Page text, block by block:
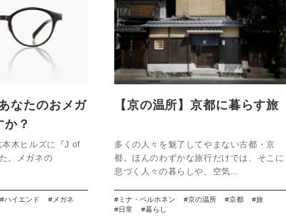
なたのおメガ
？
木ヒルズに『J of
。メガネの
ハイエンド
メガネ
【京の温所】京都に暮らす旅
多くの人々を魅了してやまない古都・京
都。ほんのわずかな旅行だけでは、そこに
息づく人々の暮らしや、空気...
ミナ・ペルホネン 京の温所 京都
旅
日常
暮らし